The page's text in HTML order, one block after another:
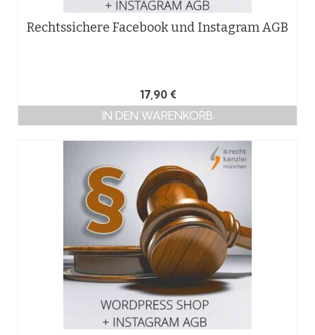
Rechtssichere Facebook und Instagram AGB
17,90 €
IN DEN WARENKORB